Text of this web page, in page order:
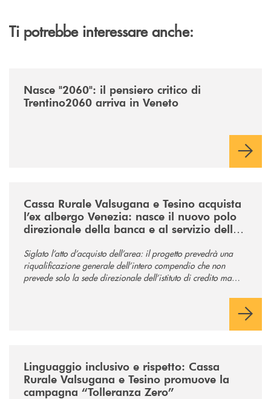
Ti potrebbe interessare anche:
Nasce "2060": il pensiero critico di
Trentino2060 arriva in Veneto
Cassa Rurale Valsugana e Tesino acquista
l’ex albergo Venezia: nasce il nuovo polo
direzionale della banca e al servizio della
Siglato l’atto d’acquisto dell’area: il progetto prevedrà una
riqualificazione generale dell’intero compendio che non
prevede solo la sede direzionale dell’istituto di credito ma
Linguaggio inclusivo e rispetto: Cassa
Rurale Valsugana e Tesino promuove la
campagna “Tolleranza Zero”